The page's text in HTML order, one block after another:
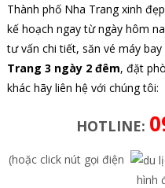
Thành phố Nha Trang xinh
kế hoạch ngay từ ngày hôm
tư vấn chi tiết, săn vé máy bay
Trang 3 ngày 2 đêm, đặt
khác hãy liên hệ với chúng tôi:
HOTLINE:
(hoặc click nút gọi điện
hình